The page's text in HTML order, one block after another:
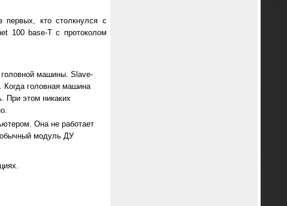
первых, кто столкнулся с
100 base-T с протоколом
машины. Slave-
Когда головная машина
При этом никаких
Она не работает
обычный модуль ДУ